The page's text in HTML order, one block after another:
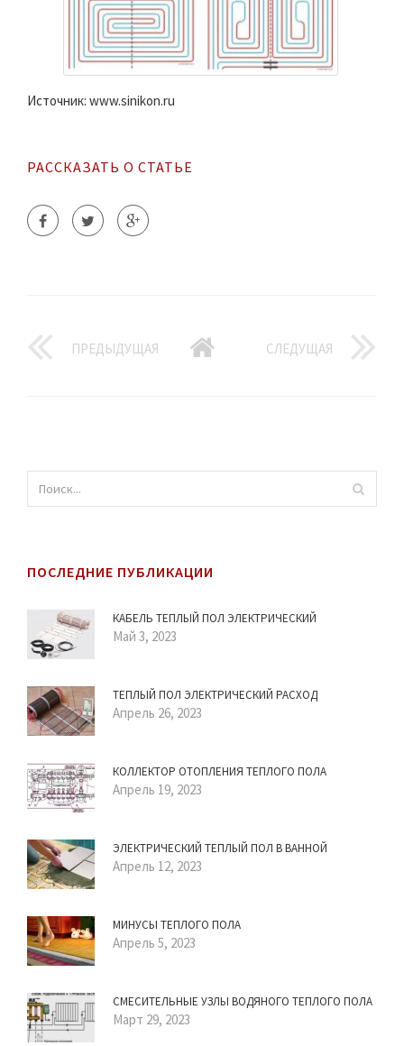
Источник: www.sinikon.ru
РАССКАЗАТЬ О СТАТЬЕ
ПРЕДЫДУЩАЯ СЛЕДУЩАЯ
ПОСЛЕДНИЕ ПУБЛИКАЦИИ
КАБЕЛЬ ТЕПЛЫЙ ПОЛ ЭЛЕКТРИЧЕСКИЙ
Май 3, 2023
ТЕПЛЫЙ ПОЛ ЭЛЕКТРИЧЕСКИЙ РАСХОД
Апрель 26, 2023
КОЛЛЕКТОР ОТОПЛЕНИЯ ТЕПЛОГО ПОЛА
Апрель 19, 2023
ЭЛЕКТРИЧЕСКИЙ ТЕПЛЫЙ ПОЛ В ВАННОЙ
Апрель 12, 2023
МИНУСЫ ТЕПЛОГО ПОЛА
Апрель 5, 2023
СМЕСИТЕЛЬНЫЕ УЗЛЫ ВОДЯНОГО ТЕПЛОГО ПОЛА
Март 29, 2023